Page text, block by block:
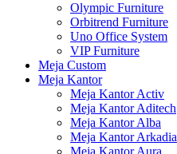
Olympic Furniture
Orbitrend Furniture
Uno Office System
VIP Furniture
Meja Custom
Meja Kantor
Meja Kantor Activ
Meja Kantor Aditech
Meja Kantor Alba
Meja Kantor Arkadia
Meja Kantor Aura